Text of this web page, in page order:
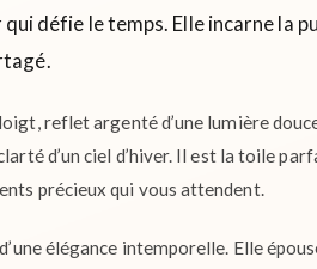
qui défie le temps. Elle incarne la
reflet argenté d’une lumière
d’un ciel d’hiver. Il est la toile
précieux qui vous attendent.
élégance intemporelle. Elle